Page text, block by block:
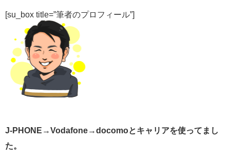
[su_box title=”筆者のプロフィール”]
J-PHONE→Vodafone→docomoとキャリアを使ってまし
た。